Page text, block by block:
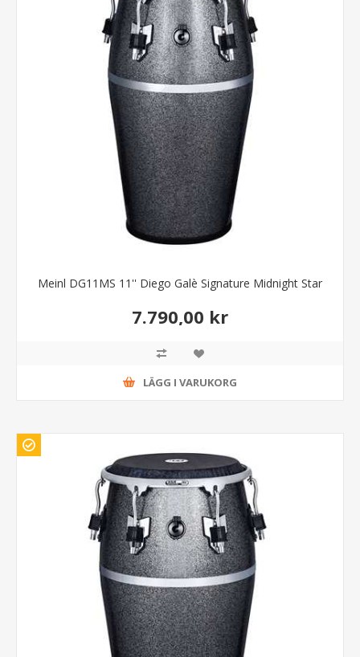
Meinl DG11MS 11'' Diego Galè Signature Midnight Star
7.790,00 kr
LÄGG I VARUKORG